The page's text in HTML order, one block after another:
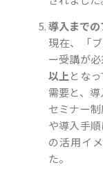
導入まで
現在、「
ー受講が
以上とな
需要と、
セミナー
や導入手
の活用イ
た。